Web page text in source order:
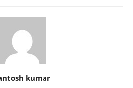
kumar